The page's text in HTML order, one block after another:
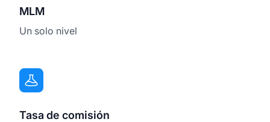
MLM
Un solo nivel
Tasa de comisión